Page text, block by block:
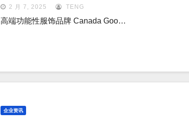
2 月 7, 2025 TENG
高端功能性服饰品牌 Canada Goo…
企业资讯